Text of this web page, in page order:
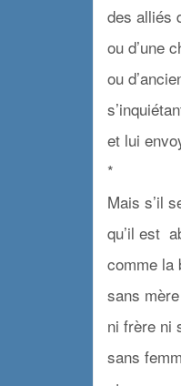
des alliés
ou d’une
ou
et lui
*
Mais s’il
qu’il est
comme la
sans
ni frère ni
sans